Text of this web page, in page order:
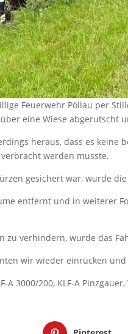
Feuerwehr Pöllau per
eine Wiese
heraus, dass es keine
werden musste.
gesichert war, wurde
entfernt und in weiterer
zu verhindern, wurde das
wir wieder einrücken
A 3000/200, KLF-A